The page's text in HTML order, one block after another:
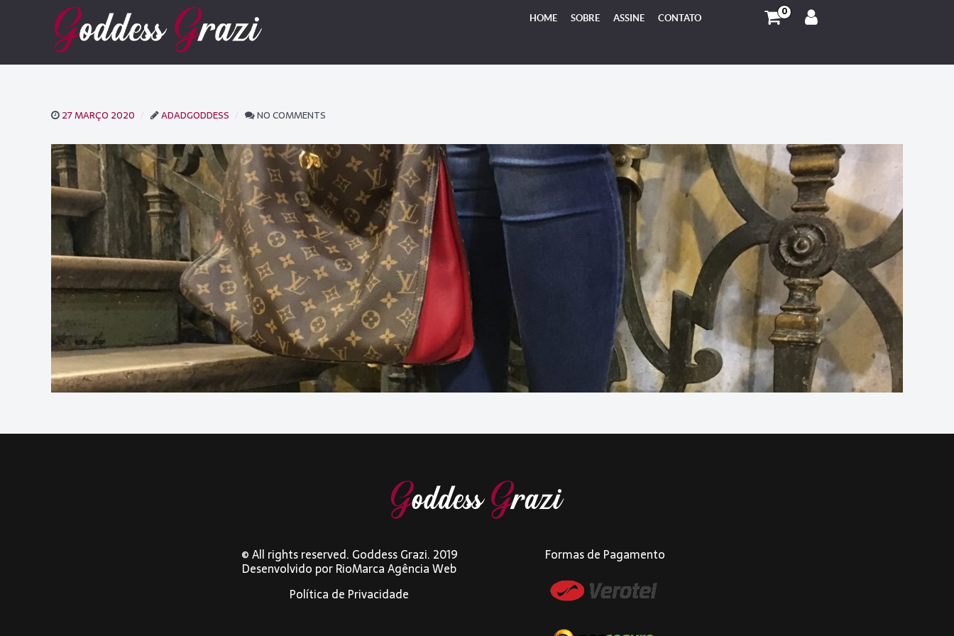
HOME SOBRE ASSINE CONTATO 0
27 MARÇO 2020 ADADGODDESS NO COMMENTS
© All rights reserved. Goddess Grazi. 2019
Desenvolvido porRioMarca Agência Web
Política de Privacidade
Formas de Pagamento